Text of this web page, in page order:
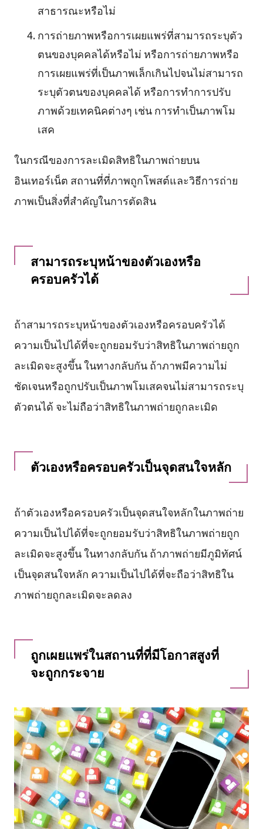
สาธารณะหรือไม่
การถ่ายภาพหรือการเผยแพร่ที่สามารถระบุตัว
ตนของบุคคลได้หรือไม่ หรือการถ่ายภาพหรือ
การเผยแพร่ที่เป็นภาพเล็กเกินไปจนไม่สามารถ
ระบุตัวตนของบุคคลได้ หรือการทำการปรับ
ภาพด้วยเทคนิคต่างๆ เช่น การทำเป็นภาพโม
เสค
ในกรณีของการละเมิดสิทธิในภาพถ่ายบน
อินเทอร์เน็ต สถานที่ที่ภาพถูกโพสต์และวิธีการถ่าย
ภาพเป็นสิ่งที่สำคัญในการตัดสิน
สามารถระบุหน้าของตัวเองหรือ
ครอบครัวได้
ถ้าสามารถระบุหน้าของตัวเองหรือครอบครัวได้
ความเป็นไปได้ที่จะถูกยอมรับว่าสิทธิในภาพถ่ายถูก
ละเมิดจะสูงขึ้น ในทางกลับกัน ถ้าภาพมีความไม่
ชัดเจนหรือถูกปรับเป็นภาพโมเสคจนไม่สามารถระบุ
ตัวตนได้ จะไม่ถือว่าสิทธิในภาพถ่ายถูกละเมิด
ตัวเองหรือครอบครัวเป็นจุดสนใจหลัก
ถ้าตัวเองหรือครอบครัวเป็นจุดสนใจหลักในภาพถ่าย
ความเป็นไปได้ที่จะถูกยอมรับว่าสิทธิในภาพถ่ายถูก
ละเมิดจะสูงขึ้น ในทางกลับกัน ถ้าภาพถ่ายมีภูมิทัศน์
เป็นจุดสนใจหลัก ความเป็นไปได้ที่จะถือว่าสิทธิใน
ภาพถ่ายถูกละเมิดจะลดลง
ถูกเผยแพร่ในสถานที่ที่มีโอกาสสูงที่
จะถูกกระจาย